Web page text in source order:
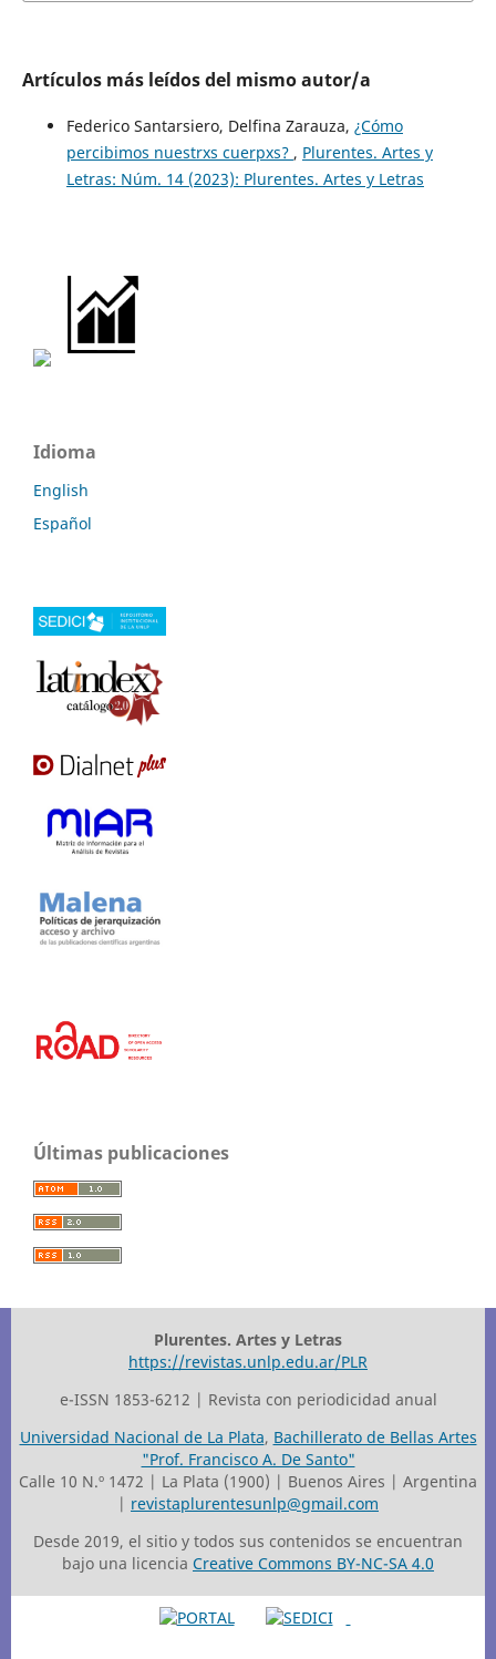
Artículos más leídos del mismo autor/a
Federico Santarsiero, Delfina Zarauza, ¿Cómo
percibimos nuestrxs cuerpxs? , Plurentes. Artes y
Letras: Núm. 14 (2023): Plurentes. Artes y Letras
Idioma
English
Español
Últimas publicaciones
Plurentes. Artes y Letras
https://revistas.unlp.edu.ar/PLR
e-ISSN 1853-6212 | Revista con periodicidad anual
Universidad Nacional de La Plata, Bachillerato de Bellas Artes
"Prof. Francisco A. De Santo"
Calle 10 N.º 1472 | La Plata (1900) | Buenos Aires | Argentina
| revistaplurentesunlp@gmail.com
Desde 2019, el sitio y todos sus contenidos se encuentran
bajo una licencia Creative Commons BY-NC-SA 4.0